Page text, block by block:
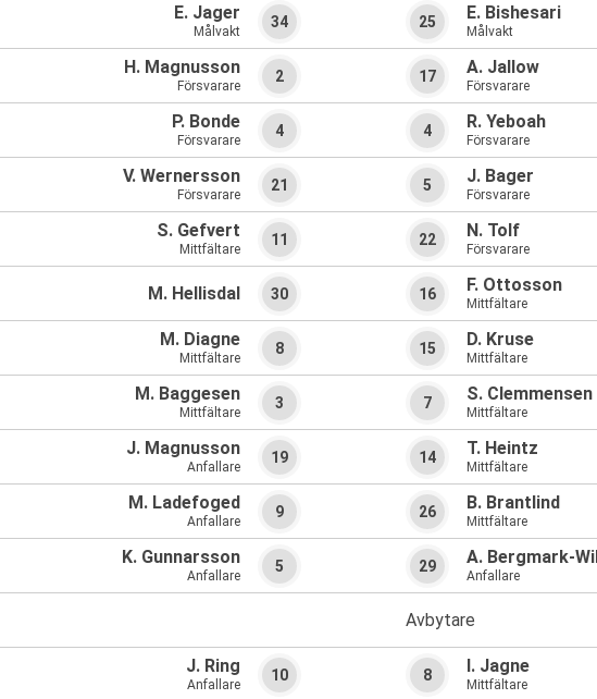
E. Jager
Målvakt
34
H. Magnusson
Försvarare
2
P. Bonde
Försvarare
4
V. Wernersson
Försvarare
21
S. Gefvert
Mittfältare
11
M. Hellisdal 30
M. Diagne
Mittfältare
8
M. Baggesen
Mittfältare
3
J. Magnusson
Anfallare
19
M. Ladefoged
Anfallare
9
K. Gunnarsson
Anfallare
5
J. Ring
Anfallare
10
25 E. Bishesari
Målvakt
17 A. Jallow
Försvarare
4 R. Yeboah
Försvarare
5 J. Bager
Försvarare
22 N. Tolf
Försvarare
16 F. Ottosson
Mittfältare
15 D. Kruse
Mittfältare
7 S. Clemmensen
Mittfältare
14 T. Heintz
Mittfältare
26 B. Brantlind
Mittfältare
29 A. Bergmark-
Anfallare
Avbytare
8 I. Jagne
Mittfältare